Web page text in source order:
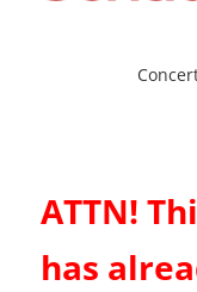
ATTN!
has